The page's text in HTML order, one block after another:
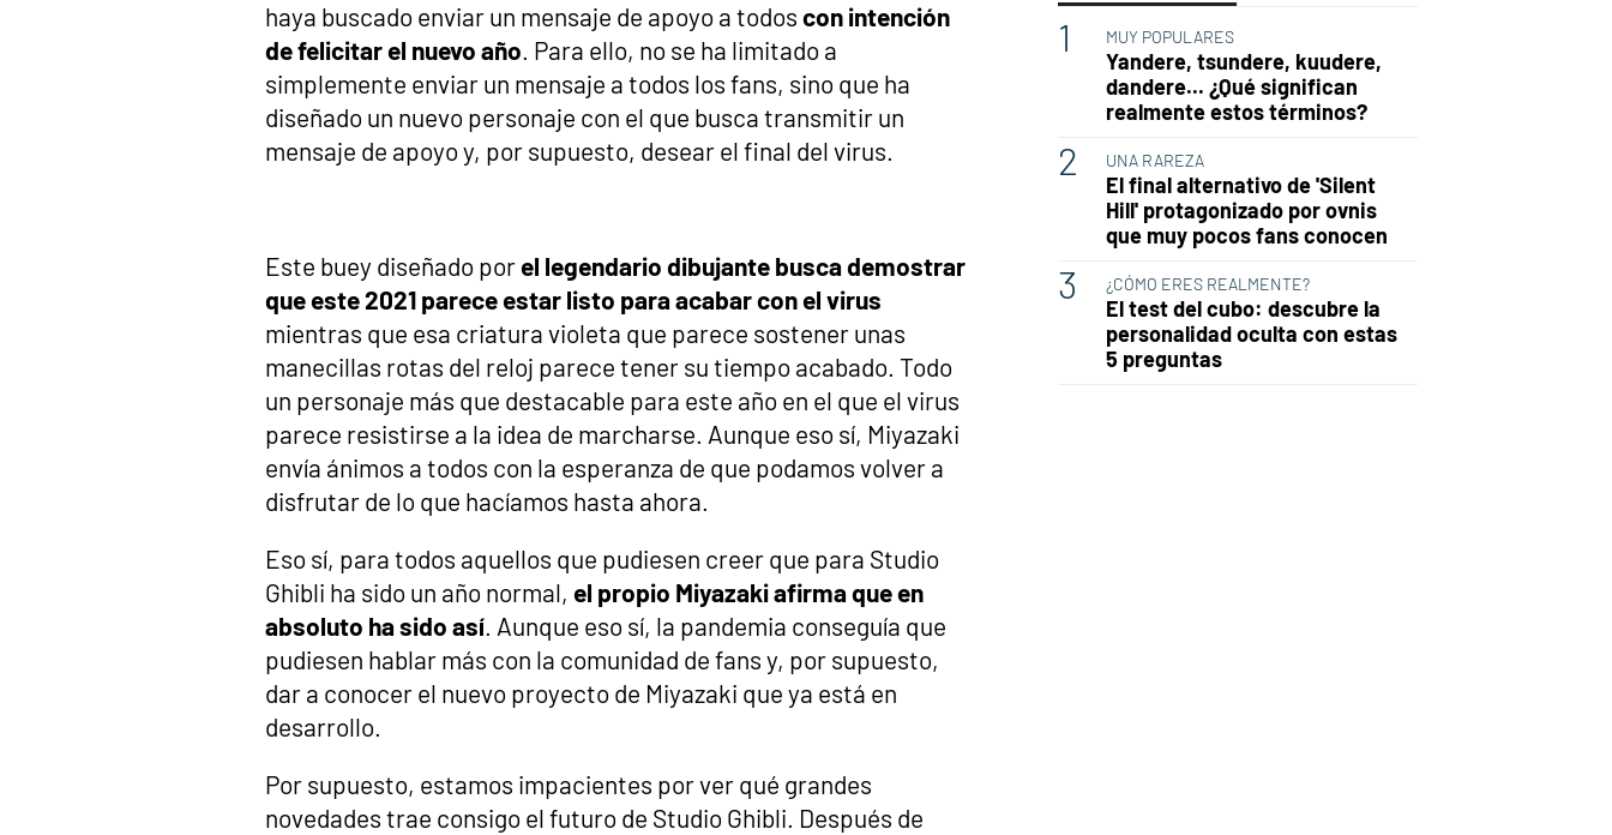
haya buscado enviar un mensaje de apoyo a todos con intención
de felicitar el nuevo año. Para ello, no se ha limitado a
simplemente enviar un mensaje a todos los fans, sino que ha
diseñado un nuevo personaje con el que busca transmitir un
mensaje de apoyo y, por supuesto, desear el final del virus.
Este buey diseñado porel legendario dibujante busca demostrar
que este 2021 parece estar listo para acabar con el virus
mientras que esa criatura violeta que parece sostener unas
manecillas rotas del reloj parece tener su tiempo acabado. Todo
un personaje más que destacable para este año en el que el virus
parece resistirse a la idea de marcharse. Aunque eso sí, Miyazaki
envía ánimos a todos con la esperanza de que podamos volver a
disfrutar de lo que hacíamos hasta ahora.
Eso sí, para todos aquellos que pudiesen creer que para Studio
Ghibli ha sido un año normal, el propio Miyazaki afirma que en
absoluto ha sido así. Aunque eso sí, la pandemia conseguía que
pudiesen hablar más con la comunidad de fans y, por supuesto,
dar a conocer el nuevo proyecto de Miyazaki que ya está en
desarrollo.
Por supuesto, estamos impacientes por ver qué grandes
novedades trae consigo el futuro de Studio Ghibli. Después de
MUY POPULARES
Yandere, tsundere, kuudere,
dandere... ¿Qué significan
realmente estos términos?
UNA RAREZA
El final alternativo de 'Silent
Hill' protagonizado por ovnis
que muy pocos fans conocen
¿CÓMO ERES REALMENTE?
El test del cubo: descubre la
personalidad oculta con estas
5 preguntas